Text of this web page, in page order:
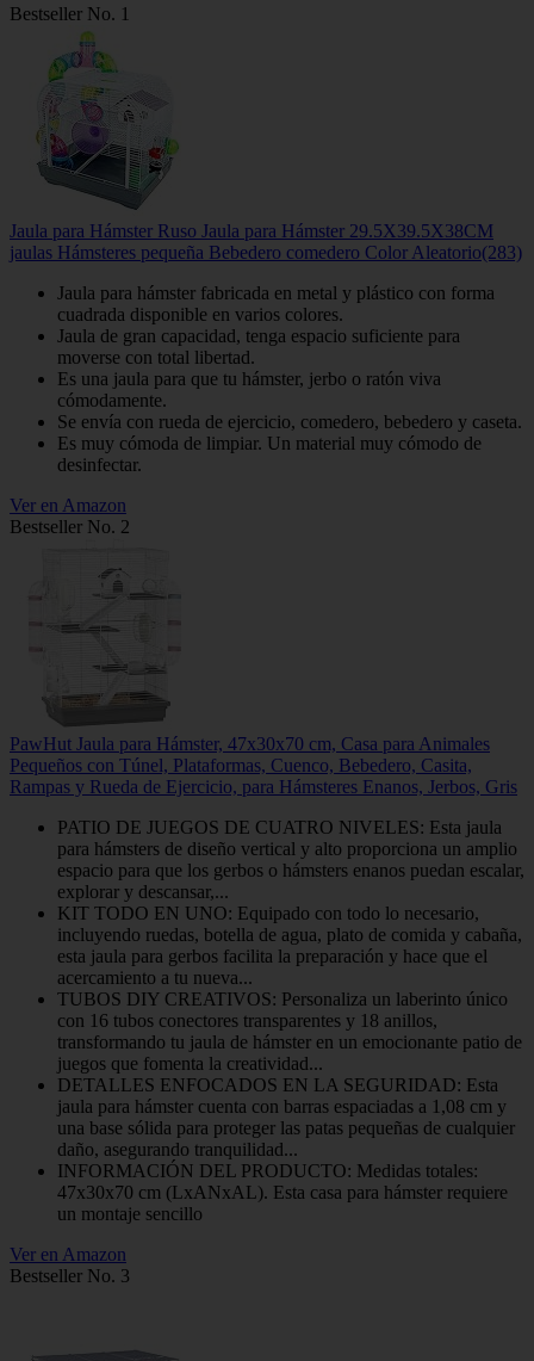
Bestseller No. 1
Jaula para Hámster Ruso Jaula para Hámster 29.5X39.5X38CM
jaulas Hámsteres pequeña Bebedero comedero Color Aleatorio(283)
Jaula para hámster fabricada en metal y plástico con forma
cuadrada disponible en varios colores.
Jaula de gran capacidad, tenga espacio suficiente para
moverse con total libertad.
Es una jaula para que tu hámster, jerbo o ratón viva
cómodamente.
Se envía con rueda de ejercicio, comedero, bebedero y caseta.
Es muy cómoda de limpiar. Un material muy cómodo de
desinfectar.
Ver en Amazon
Bestseller No. 2
PawHut Jaula para Hámster, 47x30x70 cm, Casa para Animales
Pequeños con Túnel, Plataformas, Cuenco, Bebedero, Casita,
Rampas y Rueda de Ejercicio, para Hámsteres Enanos, Jerbos, Gris
PATIO DE JUEGOS DE CUATRO NIVELES: Esta jaula
para hámsters de diseño vertical y alto proporciona un amplio
espacio para que los gerbos o hámsters enanos puedan escalar,
explorar y descansar,...
KIT TODO EN UNO: Equipado con todo lo necesario,
incluyendo ruedas, botella de agua, plato de comida y cabaña,
esta jaula para gerbos facilita la preparación y hace que el
acercamiento a tu nueva...
TUBOS DIY CREATIVOS: Personaliza un laberinto único
con 16 tubos conectores transparentes y 18 anillos,
transformando tu jaula de hámster en un emocionante patio de
juegos que fomenta la creatividad...
DETALLES ENFOCADOS EN LA SEGURIDAD: Esta
jaula para hámster cuenta con barras espaciadas a 1,08 cm y
una base sólida para proteger las patas pequeñas de cualquier
daño, asegurando tranquilidad...
INFORMACIÓN DEL PRODUCTO: Medidas totales:
47x30x70 cm (LxANxAL). Esta casa para hámster requiere
un montaje sencillo
Ver en Amazon
Bestseller No. 3